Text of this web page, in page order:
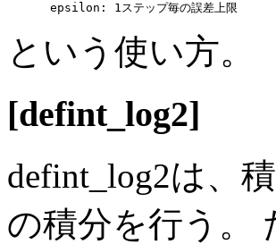
という使い方。
[defint_log2]
defint_log2は、
の積分を行う。